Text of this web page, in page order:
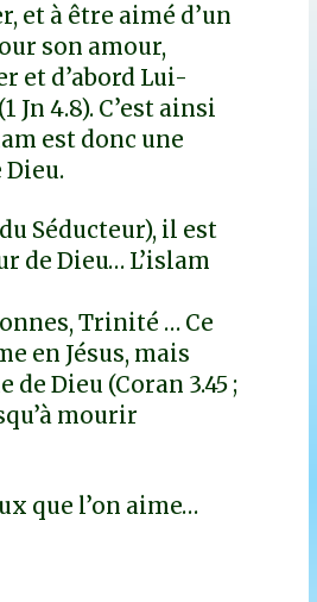
et à être aimé d’un
son amour,
et d’abord Lui-
4.8). C’est ainsi
est donc une
Dieu.
Séducteur), il est
de Dieu… L’islam
Trinité … Ce
en Jésus, mais
Dieu (Coran 3.45 ;
mourir
que l’on aime…